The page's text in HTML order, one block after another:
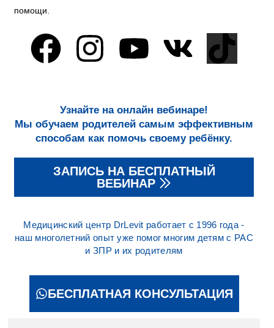
помощи.
Узнайте на онлайн вебинаре!
Мы обучаем родителей самым эффективным
способам как помочь своему ребёнку.
ЗАПИСЬ НА БЕСПЛАТНЫЙ
ВЕБИНАР
Медицинский центр DrLevit работает с 1996 года -
наш многолетний опыт уже помог многим детям с РАС
и ЗПР и их родителям
БЕСПЛАТНАЯ КОНСУЛЬТАЦИЯ